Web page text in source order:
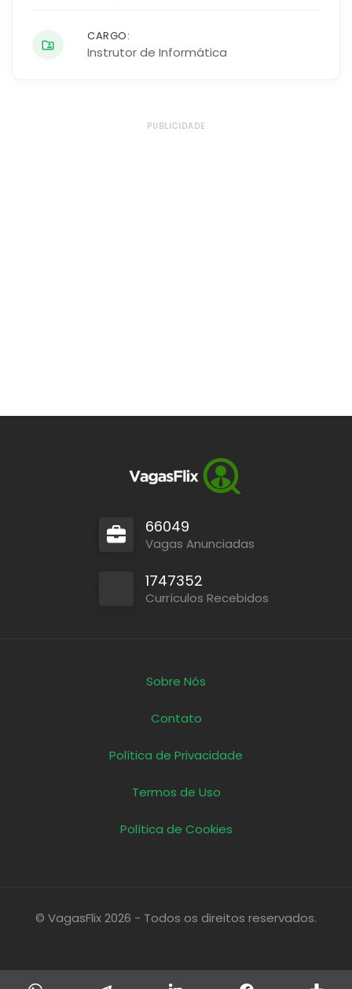
CARGO:
Instrutor de Informática
PUBLICIDADE
66049
Vagas Anunciadas
1747352
Currículos Recebidos
Sobre Nós
Contato
Política de Privacidade
Termos de Uso
Política de Cookies
© VagasFlix 2026 - Todos os direitos reservados.